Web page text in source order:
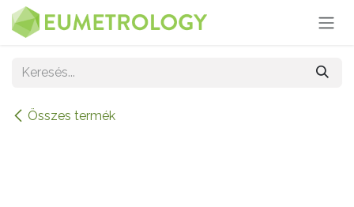
Kihagyás és továbblépés a tartalomhoz
Összes termék